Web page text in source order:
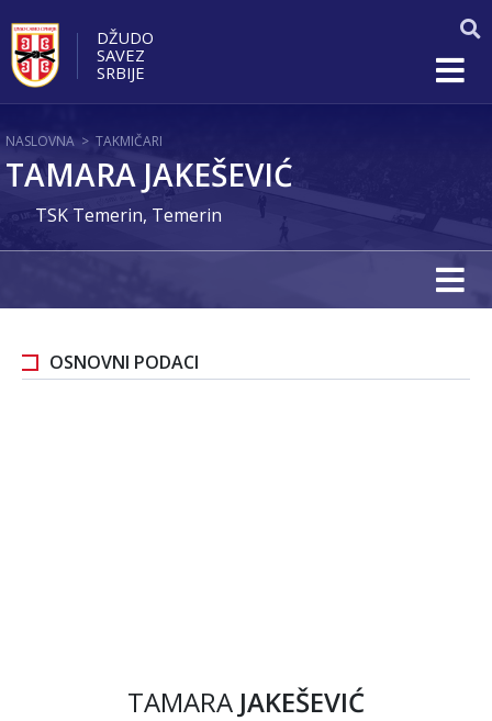
DŽUDO
SAVEZ
SRBIJE
NASLOVNA > TAKMIČARI
TAMARA JAKEŠEVIĆ
TSK Temerin, Temerin
OSNOVNI PODACI
TAMARA JAKEŠEVIĆ